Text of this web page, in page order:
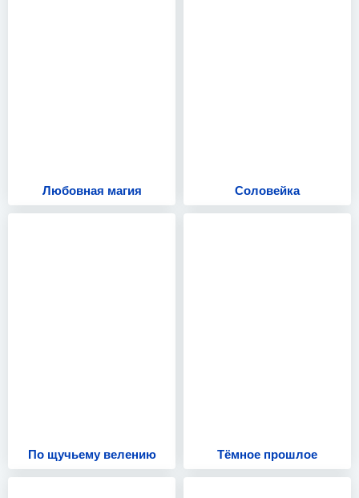
Любовная магия Соловейка
По щучьему велению Тёмное прошлое